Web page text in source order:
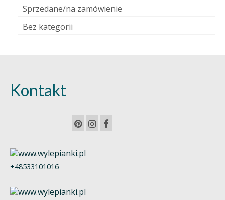
Sprzedane/na zamówienie
Bez kategorii
Kontakt
+48533101016